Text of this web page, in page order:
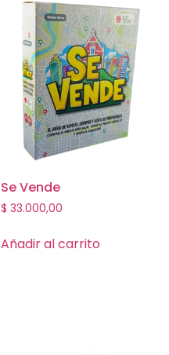
Se Vende
$ 33.000,00
Añadir al carrito